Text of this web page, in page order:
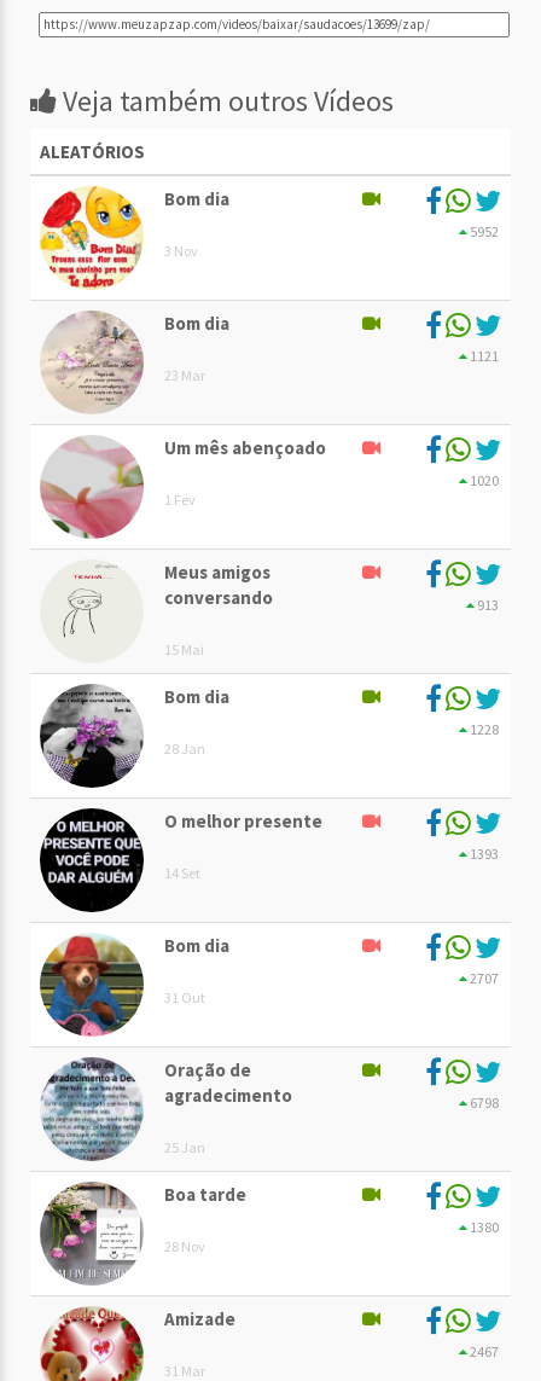
Veja também outros Vídeos
ALEATÓRIOS
Bom dia
3 Nov
5952
Bom dia
23 Mar
1121
Um mês abençoado
1 Fev
1020
Meus amigos
conversando
15 Mai
913
Bom dia
28 Jan
1228
O melhor presente
14 Set
1393
Bom dia
31 Out
2707
Oração de
agradecimento
25 Jan
6798
Boa tarde
28 Nov
1380
Amizade
31 Mar
2467